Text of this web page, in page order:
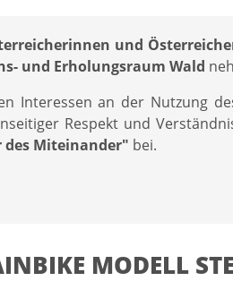
und
und Erholungsraum Wald
Interessen an der Nutzung
Respekt und
Miteinander" bei.
MODELL